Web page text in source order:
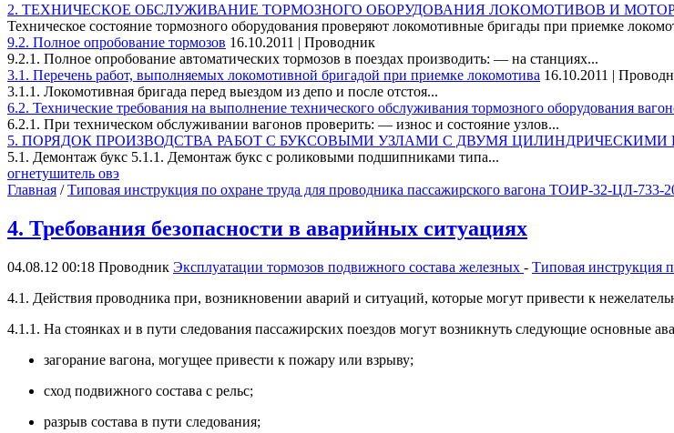
2. ТЕХНИЧЕСКОЕ ОБСЛУЖИВАНИЕ ТОРМОЗНОГО ОБОРУДОВАНИЯ ЛОКОМОТИВОВ И
Техническое состояние тормозного оборудования проверяют локомотивные бригады при приемке
9.2. Полное опробование тормозов 16.10.2011 | Проводник
9.2.1. Полное опробование автоматических тормозов в поездах производить: — на станциях...
3.1. Перечень работ, выполняемых локомотивной бригадой при приемке локомотива 16.10.2011 |
3.1.1. Локомотивная бригада перед выездом из депо и после отстоя...
6.2. Технические требования на выполнение технического обслуживания тормозного оборудования
6.2.1. При техническом обслуживании вагонов проверить: — износ и состояние узлов...
5. ПОРЯДОК ПРОИЗВОДСТВА РАБОТ С БУКСОВЫМИ УЗЛАМИ С ДВУМЯ ЦИЛИНДРИЧЕСКИМИ
5.1. Демонтаж букс 5.1.1. Демонтаж букс с роликовыми подшипниками типа...
огнетушитель овэ
Главная /Типовая инструкция по охране труда для проводника пассажирского вагона ТОИР-32-ЦЛ-733-
4. Требования безопасности в аварийных ситуациях
04.08.12 00:18 Проводник Эксплуатации тормозов подвижного состава железных - Типовая инструкция
4.1. Действия проводника при, возникновении аварий и ситуаций, которые могут привести к
4.1.1. На стоянках и в пути следования пассажирских поездов могут возникнуть следующие основные
загорание вагона, могущее привести к пожару или взрыву;
сход подвижного состава с рельс;
разрыв состава в пути следования;